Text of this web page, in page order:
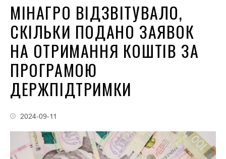
МІНАГРО ВІДЗВІТУВАЛО,
СКІЛЬКИ ПОДАНО ЗАЯВОК
НА ОТРИМАННЯ КОШТІВ ЗА
ПРОГРАМОЮ
ДЕРЖПІДТРИМКИ
2024-09-11